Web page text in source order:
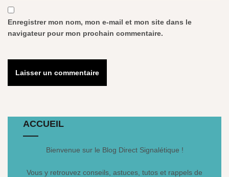
Enregistrer mon nom, mon e-mail et mon site dans le
navigateur pour mon prochain commentaire.
ACCUEIL
Bienvenue sur le Blog Direct Signalétique !
Vous y retrouvez conseils, astuces, tutos et rappels de